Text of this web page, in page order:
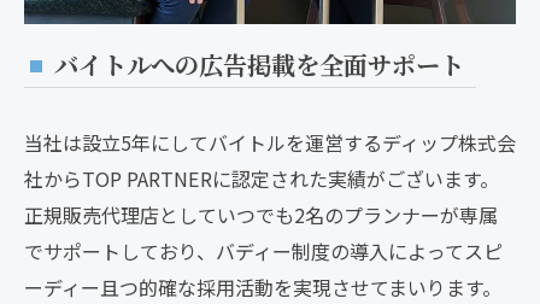
バイトルへの広告掲載を全面サポート
当社は設立5年にしてバイトルを運営するディップ株式会
社からTOP PARTNERに認定された実績がございます。
正規販売代理店としていつでも2名のプランナーが専属
でサポートしており、バディー制度の導入によってスピ
ーディー且つ的確な採用活動を実現させてまいります。